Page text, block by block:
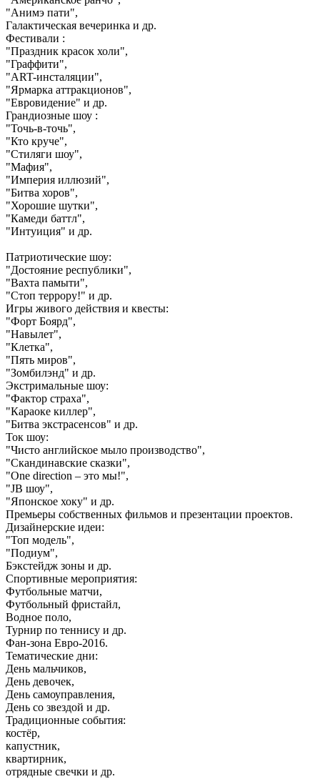
"Анимэ пати",
Галактическая вечеринка и др.
Фестивали :
"Праздник красок холи",
"Граффити",
"ART-инсталяции",
"Ярмарка аттракционов",
"Евровидение" и др.
Грандиозные шоу :
"Точь-в-точь",
"Кто круче",
"Стиляги шоу",
"Мафия",
"Империя иллюзий",
"Битва хоров",
"Хорошие шутки",
"Камеди баттл",
"Интуиция" и др.
Патриотические шоу:
"Достояние республики",
"Вахта памыти",
"Стоп террору!" и др.
Игры живого действия и квесты:
"Форт Боярд",
"Навылет",
"Клетка",
"Пять миров",
"Зомбилэнд" и др.
Экстримальные шоу:
"Фактор страха",
"Караоке киллер",
"Битва экстрасенсов" и др.
Ток шоу:
"Чисто английское мыло производство",
"Скандинавские сказки",
"One direction – это мы!",
"JB шоу",
"Японское хоку" и др.
Премьеры собственных фильмов и презентации проектов.
Дизайнерские идеи:
"Топ модель",
"Подиум",
Бэкстейдж зоны и др.
Спортивные мероприятия:
Футбольные матчи,
Футбольный фристайл,
Водное поло,
Турнир по теннису и др.
Фан-зона Евро-2016.
Тематические дни:
День мальчиков,
День девочек,
День самоуправления,
День со звездой и др.
Традиционные события:
костёр,
капустник,
квартирник,
отрядные свечки и др.